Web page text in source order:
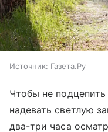
Источник: Газета.Ру
Чтобы не
надевать светлую
два-три часа